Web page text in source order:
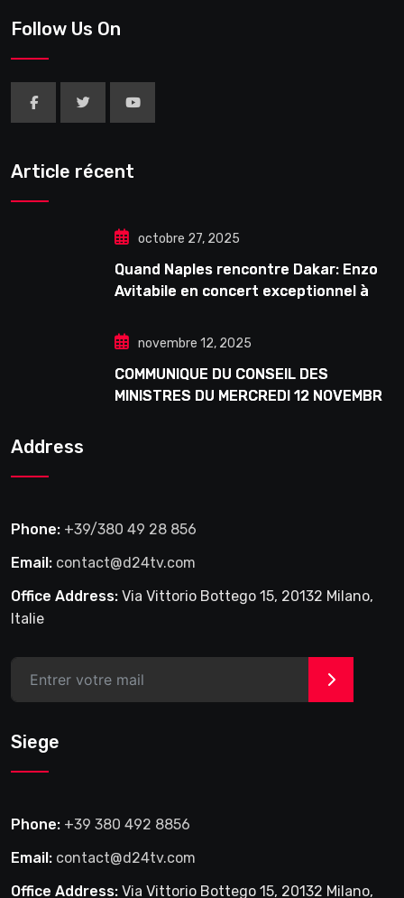
Follow Us On
Article récent
octobre 27, 2025
Quand Naples rencontre Dakar: Enzo
Avitabile en concert exceptionnel à
novembre 12, 2025
COMMUNIQUE DU CONSEIL DES
MINISTRES DU MERCREDI 12 NOVEMBRE
Address
Phone: +39/380 49 28 856
Email: contact@d24tv.com
Office Address: Via Vittorio Bottego 15, 20132 Milano,
Italie
>
Siege
Phone: +39 380 492 8856
Email: contact@d24tv.com
Office Address: Via Vittorio Bottego 15, 20132 Milano,